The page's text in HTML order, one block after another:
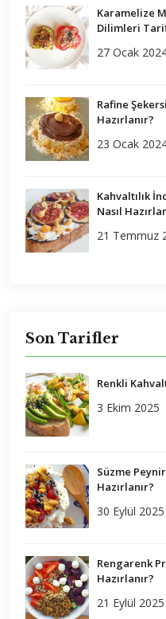
Karamelize
Dilimleri
27 Ocak
Rafine
Hazırlanır?
23 Ocak
Kahvaltılık
Nasıl
21 Temmuz
Son Tarifler
Renkli
3 Ekim 2025
Süzme
Hazırlanır?
30 Eylül 2025
Rengarenk
Hazırlanır?
21 Eylül 2025